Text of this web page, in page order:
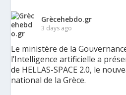
Grècehebdo.gr
3 days ago
Le ministère de la
l’Intelligence artificielle a
de HELLAS-SPACE 2.0, le
national de la Grèce.